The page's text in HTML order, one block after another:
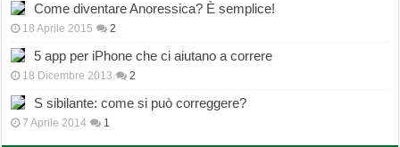
Come diventare Anoressica? È semplice!
18 Aprile 2015 2
5 app per iPhone che ci aiutano a correre
18 Dicembre 2013 2
S sibilante: come si può correggere?
7 Aprile 2014 1